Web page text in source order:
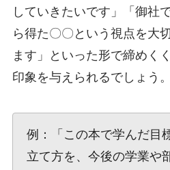
していきたいです」「御社
ら得た〇〇という視点を大
ます」といった形で締めく
印象を与えられるでしょう。
例：「この本で学んだ目
立て方を、今後の学業や